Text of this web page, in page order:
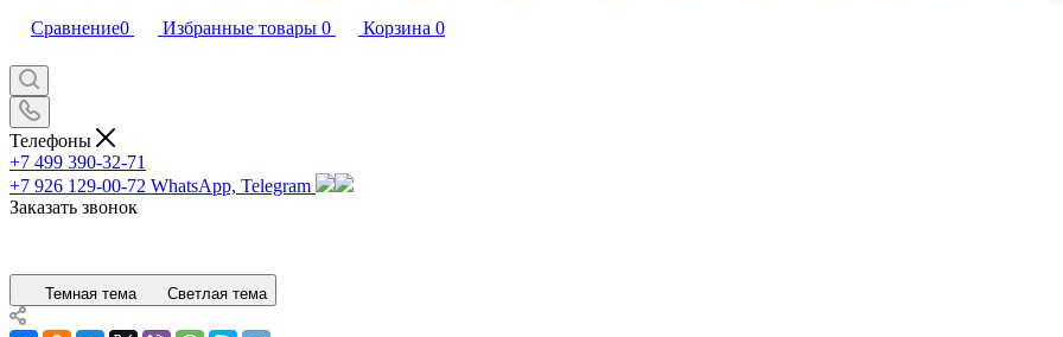
Сравнение0 Избранные товары 0 Корзина 0
Телефоны
+7 499 390-32-71
+7 926 129-00-72 WhatsApp, Telegram
Заказать звонок
Темная тема Светлая тема